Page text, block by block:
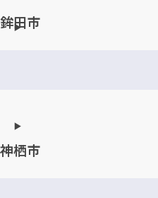
鉾田市
神栖市